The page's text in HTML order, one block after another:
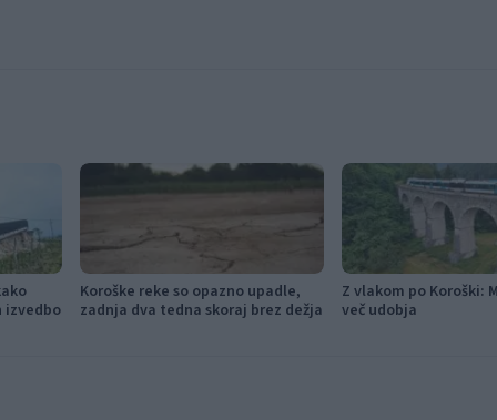
Koroške reke so opazno upadle,
zadnja dva tedna skoraj brez dežja
Z vlakom po Koroški:
več udobja